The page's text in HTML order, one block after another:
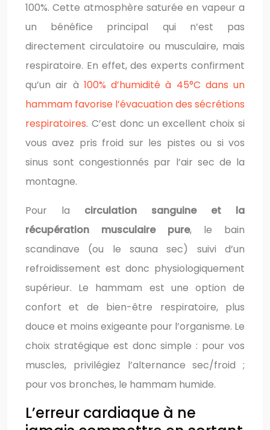
100%. Cette atmosphère saturée en vapeur a
un bénéfice principal qui n’est pas
directement circulatoire ou musculaire, mais
respiratoire. En effet, des experts confirment
qu’un air à 100% d’humidité à 45°C dans un
hammam favorise l’évacuation des sécrétions
respiratoires. C’est donc un excellent choix si
vous avez pris froid sur les pistes ou si vos
sinus sont congestionnés par l’air sec de la
montagne.
Pour la circulation sanguine et la
récupération musculaire pure, le bain
scandinave (ou le sauna sec) suivi d’un
refroidissement est donc physiologiquement
supérieur. Le hammam est une option de
confort et de bien-être respiratoire, plus
douce et moins exigeante pour l’organisme. Le
choix stratégique est donc simple : pour vos
muscles, privilégiez l’alternance sec/froid ;
pour vos bronches, le hammam humide.
L’erreur cardiaque à ne